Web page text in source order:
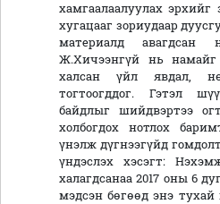
хамгаалаалуулах
хугацааг зориудаар
материалд авагдсан
Ж.Хичээнгүй нь намайг
халсан үйл явдал,
тогтоогддог. Гэтэл
байдлыг шийдвэртээ
холбогдох нотлох
үнэлж дүгнээгүйд
үндэслэх хэсэгт:
халагдсанаа 2017 оны 6
мэдсэн бөгөөд энэ тухай